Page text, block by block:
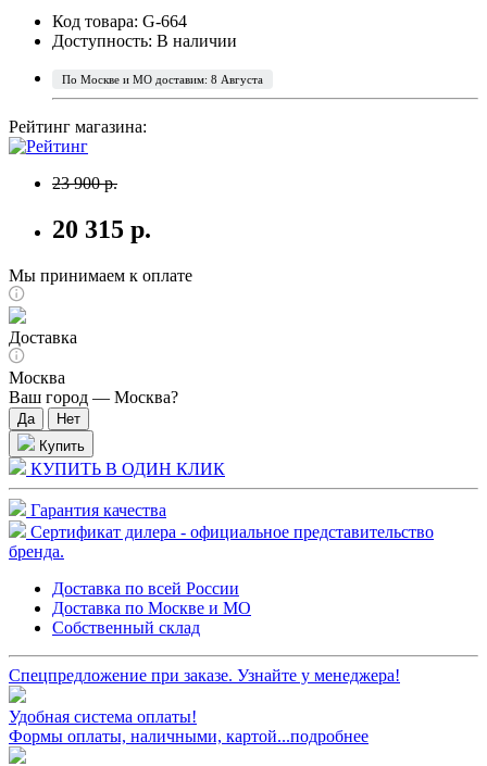
Код товара: G-664
Доступность: В наличии
По Москве и МО доставим: 8 Августа
Рейтинг магазина:
23 900 р.
20 315 р.
Мы принимаем к оплате
Доставка
Москва
Ваш город — Москва?
Купить
КУПИТЬ В ОДИН КЛИК
Гарантия качества
Сертификат дилера - официальное представительство
бренда.
Доставка по всей России
Доставка по Москве и МО
Собственный склад
Спецпредложение при заказе. Узнайте у менеджера!
Удобная система оплаты!
Формы оплаты, наличными, картой...подробнее